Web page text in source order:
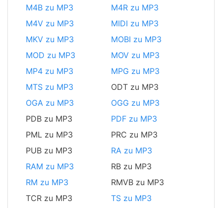
M4B zu MP3
M4R zu MP3
M4V zu MP3
MIDI zu MP3
MKV zu MP3
MOBI zu MP3
MOD zu MP3
MOV zu MP3
MP4 zu MP3
MPG zu MP3
MTS zu MP3
ODT zu MP3
OGA zu MP3
OGG zu MP3
PDB zu MP3
PDF zu MP3
PML zu MP3
PRC zu MP3
PUB zu MP3
RA zu MP3
RAM zu MP3
RB zu MP3
RM zu MP3
RMVB zu MP3
TCR zu MP3
TS zu MP3